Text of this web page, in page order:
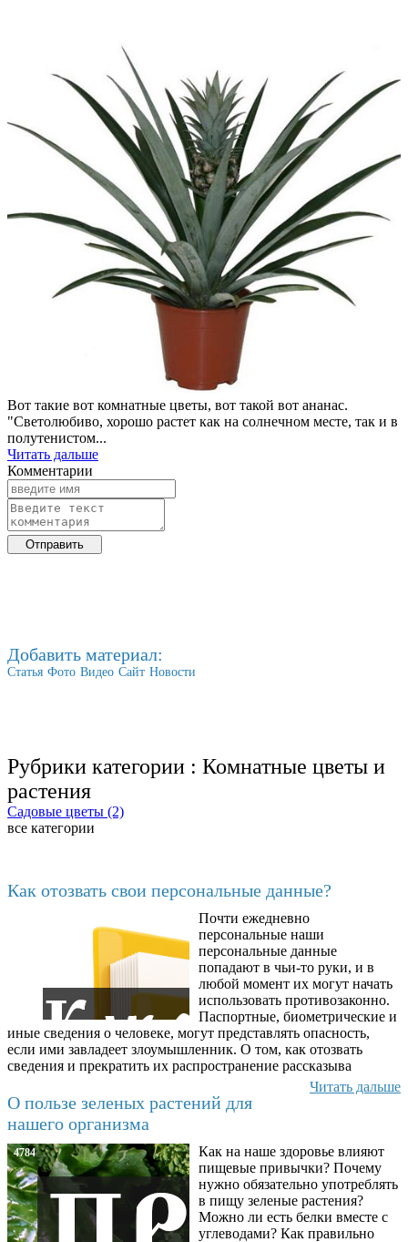
Вот такие вот комнатные цветы, вот такой вот ананас.
"Светолюбиво, хорошо растет как на солнечном месте, так и в
полутенистом...
Читать дальше
Комментарии
Добавить материал:
Статья Фото Видео Сайт Новости
Рубрики категории : Комнатные цветы и
растения
Садовые цветы (2)
все категории
Как отозвать свои персональные данные?
Почти ежедневно
персональные наши
персональные данные
попадают в чьи-то руки, и в
любой момент их могут начать
использовать противозаконно.
Паспортные, биометрические и
иные сведения о человеке, могут представлять опасность,
если ими завладеет злоумышленник. О том, как отозвать
сведения и прекратить их распространение рассказыва
Читать дальше
О пользе зеленых растений для
нашего организма
4784
Как на наше здоровье влияют
пищевые привычки? Почему
нужно обязательно употреблять
в пищу зеленые растения?
Можно ли есть белки вместе с
углеводами? Как правильно